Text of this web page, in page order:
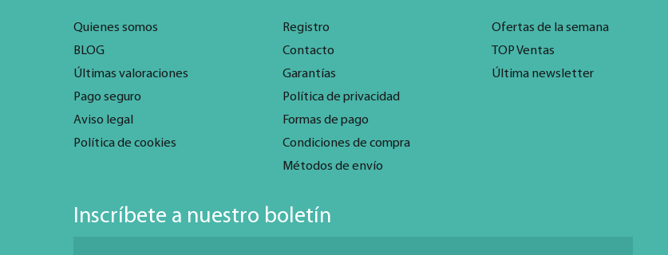
Quienes somos
BLOG
Últimas valoraciones
Pago seguro
Aviso legal
Política de cookies
Registro
Contacto
Garantías
Política de privacidad
Formas de pago
Condiciones de compra
Métodos de envío
Ofertas de la semana
TOP Ventas
Última newsletter
Inscríbete a nuestro boletín